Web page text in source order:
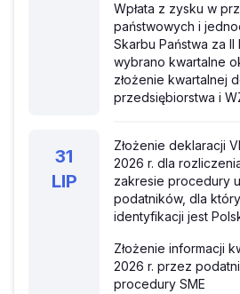
Wpłata z zysku w
państwowych i
Skarbu Państwa za II
wybrano kwartalne
złożenie kwartalnej
przedsiębiorstwa i
31
LIP
Złożenie deklaracji
2026 r. dla
zakresie procedury
podatników, dla
identyfikacji jest
Złożenie informacji
2026 r. przez
procedury SME